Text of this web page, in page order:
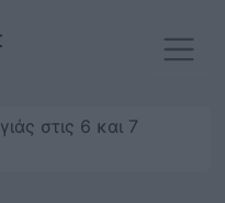
στις 6 και 7